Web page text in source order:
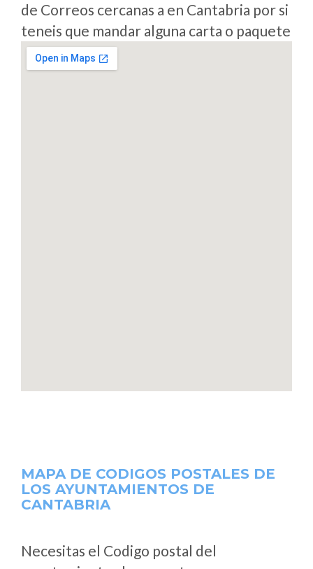
de Correos cercanas a en Cantabria por si
teneis que mandar alguna carta o paquete
MAPA DE CODIGOS POSTALES DE
LOS AYUNTAMIENTOS DE
CANTABRIA
Necesitas el Codigo postal del